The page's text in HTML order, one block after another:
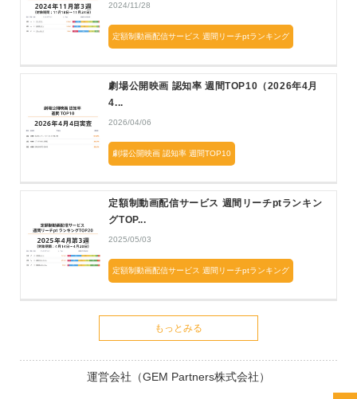
2024/11/28
定額制動画配信サービス 週間リーチptランキング
劇場公開映画 認知率 週間TOP10（2026年4月
4...
2026/04/06
劇場公開映画 認知率 週間TOP10
定額制動画配信サービス 週間リーチptランキン
グTOP...
2025/05/03
定額制動画配信サービス 週間リーチptランキング
もっとみる
運営会社（GEM Partners株式会社）